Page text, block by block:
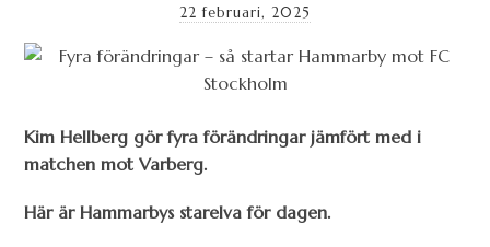
22 februari, 2025
Kim Hellberg gör fyra förändringar jämfört med i
matchen mot Varberg.
Här är Hammarbys starelva för dagen.